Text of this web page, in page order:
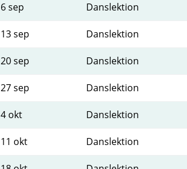
6 sep Danslektion
13 sep Danslektion
20 sep Danslektion
27 sep Danslektion
4 okt Danslektion
11 okt Danslektion